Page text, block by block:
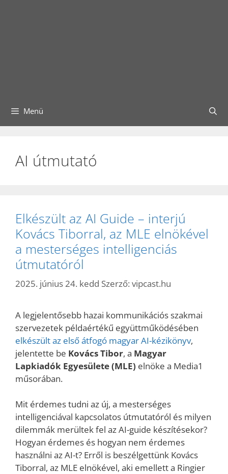
Menü
AI útmutató
Elkészült az AI Guide – interjú
Kovács Tiborral, az MLE elnökével
a mesterséges intelligenciás
útmutatóról
2025. június 24. kedd Szerző: vipcast.hu
A legjelentősebb hazai kommunikációs szakmai
szervezetek példaértékű együttműködésében
elkészült az első átfogó magyar AI-kézikönyv,
jelentette be Kovács Tibor, a Magyar
Lapkiadók Egyesülete (MLE) elnöke a Media1
műsorában.
Mit érdemes tudni az új, a mesterséges
intelligenciával kapcsolatos útmutatóról és milyen
dilemmák merültek fel az AI-guide készítésekor?
Hogyan érdemes és hogyan nem érdemes
használni az AI-t? Erről is beszélgettünk Kovács
Tiborral, az MLE elnökével, aki emellett a Ringier